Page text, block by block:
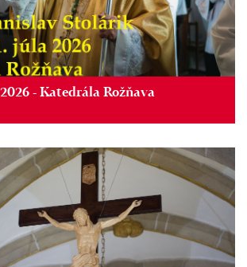
- Katedrála Rožňava